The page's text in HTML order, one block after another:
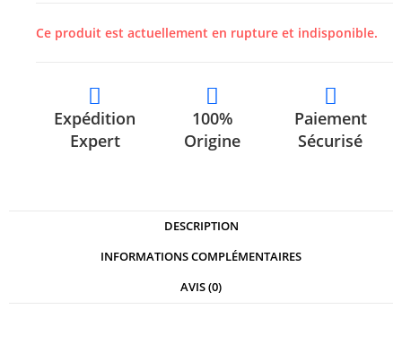
Ce produit est actuellement en rupture et indisponible.
Expédition
Expert
100%
Origine
Paiement
Sécurisé
DESCRIPTION
INFORMATIONS COMPLÉMENTAIRES
AVIS (0)